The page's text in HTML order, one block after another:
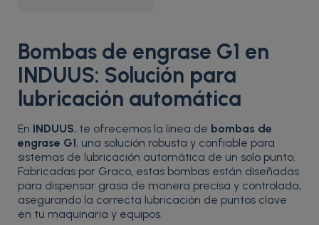
Bombas de engrase G1 en
INDUUS: Solución para
lubricación automática
En INDUUS, te ofrecemos la línea de bombas de
engrase G1, una solución robusta y confiable para
sistemas de lubricación automática de un solo punto.
Fabricadas por Graco, estas bombas están diseñadas
para dispensar grasa de manera precisa y controlada,
asegurando la correcta lubricación de puntos clave
en tu maquinaria y equipos.